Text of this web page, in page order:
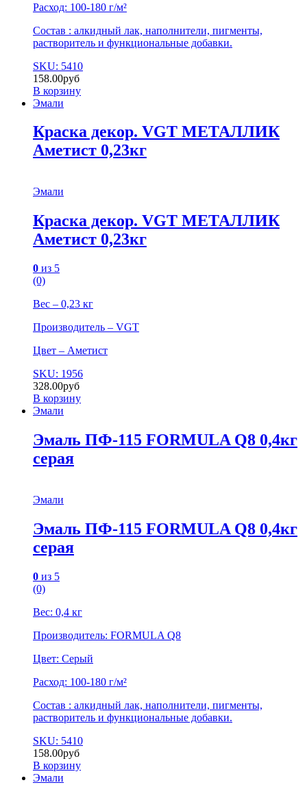
Расход: 100-180 г/м²
Состав : алкидный лак, наполнители, пигменты,
растворитель и функциональные добавки.
SKU: 5410
158.00руб
В корзину
Эмали
Краска декор. VGT МЕТАЛЛИК
Аметист 0,23кг
Эмали
Краска декор. VGT МЕТАЛЛИК
Аметист 0,23кг
0 из 5
(0)
Вес – 0,23 кг
Производитель – VGT
Цвет – Аметист
SKU: 1956
328.00руб
В корзину
Эмали
Эмаль ПФ-115 FORMULA Q8 0,4кг
серая
Эмали
Эмаль ПФ-115 FORMULA Q8 0,4кг
серая
0 из 5
(0)
Вес: 0,4 кг
Производитель: FORMULA Q8
Цвет: Серый
Расход: 100-180 г/м²
Состав : алкидный лак, наполнители, пигменты,
растворитель и функциональные добавки.
SKU: 5410
158.00руб
В корзину
Эмали